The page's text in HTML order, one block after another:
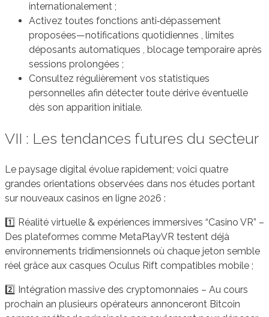
internationalement ;
Activez toutes fonctions anti‑dépassement
proposées—notifications quotidiennes , limites
déposants automatiques , blocage temporaire après
sessions prolongées ;
Consultez régulièrement vos statistiques
personnelles afin détecter toute dérive éventuelle
dès son apparition initiale.
VII : Les tendances futures du secteur
Le paysage digital évolue rapidement; voici quatre
grandes orientations observées dans nos études portant
sur nouveaux casinos en ligne 2026 :
1️⃣ Réalité virtuelle & expériences immersives “Casino VR” –
Des plateformes comme MetaPlayVR testent déjà
environnements tridimensionnels où chaque jeton semble
réel grâce aux casques Oculus Rift compatibles mobile ;
2️⃣ Intégration massive des cryptomonnaies – Au cours
prochain an plusieurs opérateurs annonceront Bitcoin